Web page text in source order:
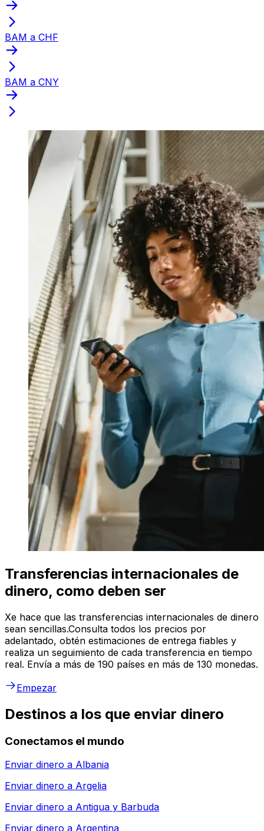
BAM a CHF
BAM a CNY
Transferencias internacionales de
dinero, como deben ser
Xe hace que las transferencias internacionales de dinero
sean sencillas.Consulta todos los precios por
adelantado, obtén estimaciones de entrega fiables y
realiza un seguimiento de cada transferencia en tiempo
real. Envía a más de 190 países en más de 130 monedas.
Empezar
Destinos a los que enviar dinero
Conectamos el mundo
Enviar dinero a Albania
Enviar dinero a Argelia
Enviar dinero a Antigua y Barbuda
Enviar dinero a Argentina